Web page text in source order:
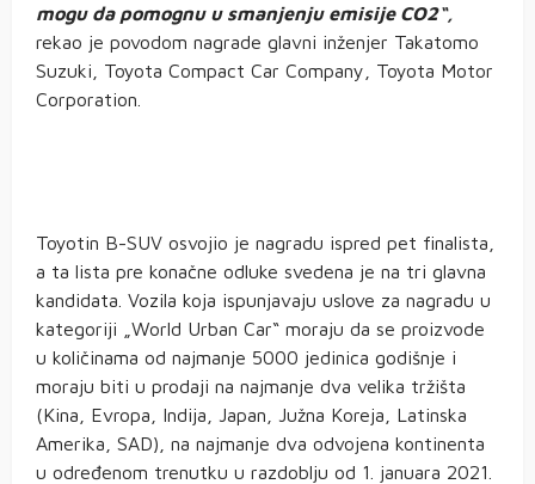
mogu da pomognu u smanjenju emisije CO2“,
rekao je povodom nagrade glavni inženjer Takatomo
Suzuki, Toyota Compact Car Company, Toyota Motor
Corporation.
Toyotin B-SUV osvojio je nagradu ispred pet finalista,
a ta lista pre konačne odluke svedena je na tri glavna
kandidata. Vozila koja ispunjavaju uslove za nagradu u
kategoriji „World Urban Car“ moraju da se proizvode
u količinama od najmanje 5000 jedinica godišnje i
moraju biti u prodaji na najmanje dva velika tržišta
(Kina, Evropa, Indija, Japan, Južna Koreja, Latinska
Amerika, SAD), na najmanje dva odvojena kontinenta
u određenom trenutku u razdoblju od 1. januara 2021.